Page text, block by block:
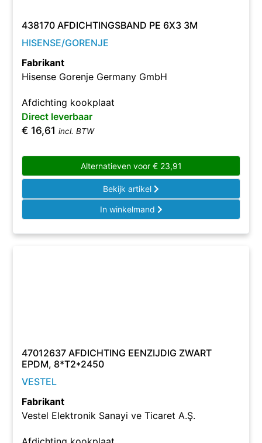
438170 AFDICHTINGSBAND PE 6X3 3M
HISENSE/GORENJE
Fabrikant
Hisense Gorenje Germany GmbH
Afdichting kookplaat
Direct leverbaar
€ 16,61 incl. BTW
Alternatieven voor €23,91
Bekijk artikel
In winkelmand
47012637 AFDICHTING EENZIJDIG ZWART
EPDM, 8*T2*2450
VESTEL
Fabrikant
Vestel Elektronik Sanayi ve Ticaret A.Ş.